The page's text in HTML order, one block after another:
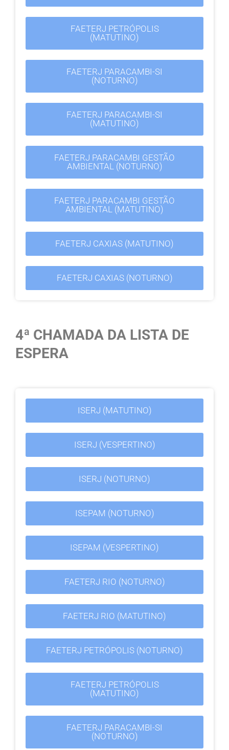
FAETERJ PETRÓPOLIS
(MATUTINO)
FAETERJ PARACAMBI-SI
(NOTURNO)
FAETERJ PARACAMBI-SI
(MATUTINO)
FAETERJ PARACAMBI GESTÃO
AMBIENTAL (NOTURNO)
FAETERJ PARACAMBI GESTÃO
AMBIENTAL (MATUTINO)
FAETERJ CAXIAS (MATUTINO)
FAETERJ CAXIAS (NOTURNO)
4ª CHAMADA DA LISTA DE
ESPERA
ISERJ (MATUTINO)
ISERJ (VESPERTINO)
ISERJ (NOTURNO)
ISEPAM (NOTURNO)
ISEPAM (VESPERTINO)
FAETERJ RIO (NOTURNO)
FAETERJ RIO (MATUTINO)
FAETERJ PETRÓPOLIS (NOTURNO)
FAETERJ PETRÓPOLIS
(MATUTINO)
FAETERJ PARACAMBI-SI
(NOTURNO)